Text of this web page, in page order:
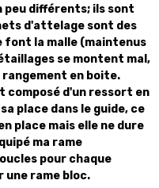
peu différents; ils sont
d'attelage sont des
font la malle (maintenus
se montent mal,
en boite.
composé d'un ressort en
place dans le guide, ce
place mais elle ne dure
ma rame
pour chaque
une rame bloc.